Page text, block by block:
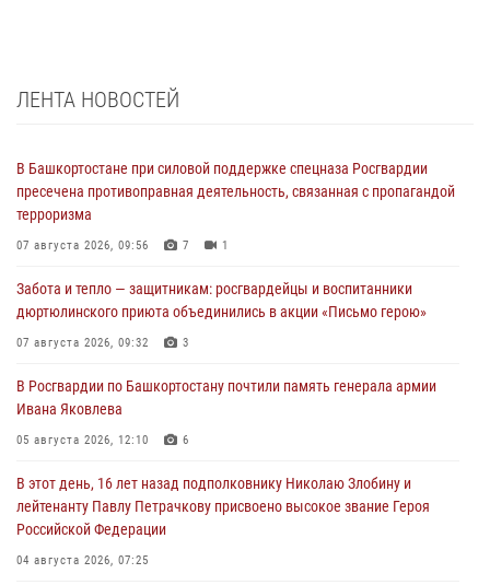
ЛЕНТА НОВОСТЕЙ
В Башкортостане при силовой поддержке спецназа Росгвардии
пресечена противоправная деятельность, связанная с пропагандой
терроризма
07 августа 2026, 09:56 7 1
Забота и тепло — защитникам: росгвардейцы и воспитанники
дюртюлинского приюта объединились в акции «Письмо герою»
07 августа 2026, 09:32 3
В Росгвардии по Башкортостану почтили память генерала армии
Ивана Яковлева
05 августа 2026, 12:10 6
В этот день, 16 лет назад подполковнику Николаю Злобину и
лейтенанту Павлу Петрачкову присвоено высокое звание Героя
Российской Федерации
04 августа 2026, 07:25